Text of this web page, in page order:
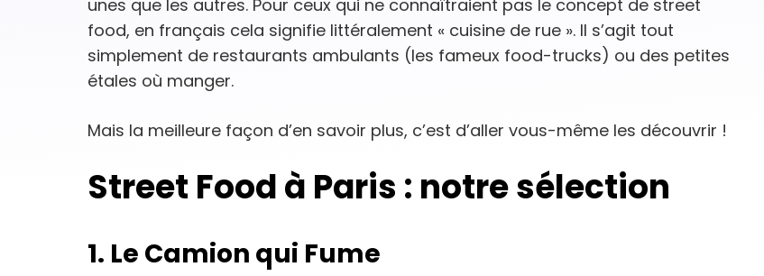
unes que les autres. Pour ceux qui ne connaîtraient pas le concept de street
food, en français cela signifie littéralement « cuisine de rue ». Il s’agit tout
simplement de restaurants ambulants (les fameux food-trucks) ou des petites
étales où manger.
Mais la meilleure façon d’en savoir plus, c’est d’aller vous-même les découvrir !
Street Food à Paris : notre sélection
1. Le Camion qui Fume